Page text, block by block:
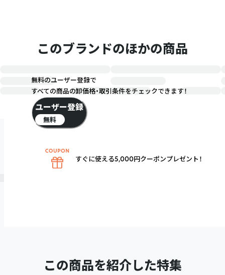
このブランドのほかの商品
この商品を紹介した特集
無料のユーザー登録で
すべての商品の卸価格・取引条件をチェックできます！
ユーザー登録
無料
すぐに使える5,000円クーポンプレゼント！